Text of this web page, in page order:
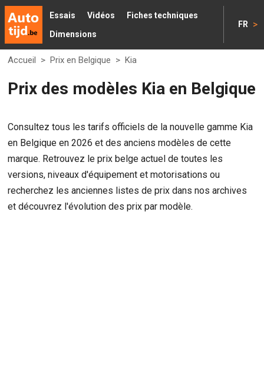
Essais Vidéos
Fiches techniques
Dimensions
FR >
Accueil > Prix en Belgique > Kia
Prix des modèles Kia en Belgique
Consultez tous les tarifs officiels de la nouvelle gamme Kia
en Belgique en 2026 et des anciens modèles de cette
marque. Retrouvez le prix belge actuel de toutes les
versions, niveaux d'équipement et motorisations ou
recherchez les anciennes listes de prix dans nos archives
et découvrez l'évolution des prix par modèle.